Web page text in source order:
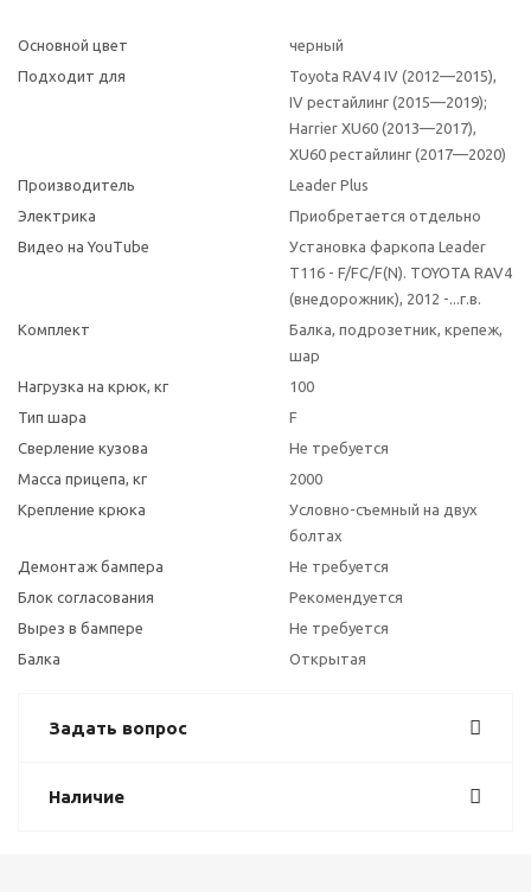
Основной цвет
черный
Подходит для
Toyota RAV4 IV (2012—2015),
IV рестайлинг (2015—2019);
Harrier XU60 (2013—2017),
XU60 рестайлинг (2017—2020)
Производитель
Leader Plus
Электрика
Приобретается отдельно
Видео на YouTube
Установка фаркопа Leader
T116 - F/FC/F(N). TOYOTA RAV4
(внедорожник), 2012 -...г.в.
Комплект
Балка, подрозетник, крепеж,
шар
Нагрузка на крюк, кг
100
Тип шара
F
Сверление кузова
Не требуется
Масса прицепа, кг
2000
Крепление крюка
Условно-съемный на двух
болтах
Демонтаж бампера
Не требуется
Блок согласования
Рекомендуется
Вырез в бампере
Не требуется
Балка
Открытая
Задать вопрос
Наличие